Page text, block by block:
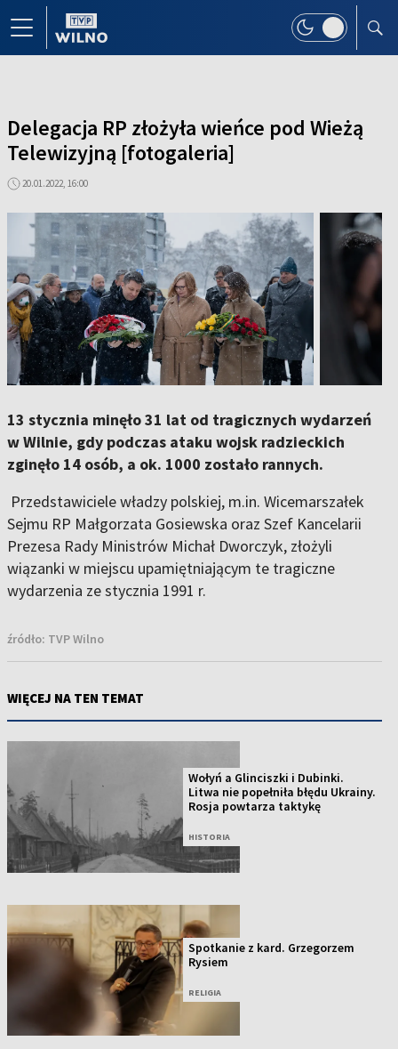
Delegacja RP złożyła wieńce pod Wieżą
Telewizyjną [fotogaleria]
20.01.2022, 16:00
13 stycznia minęło 31 lat od tragicznych wydarzeń
w Wilnie, gdy podczas ataku wojsk radzieckich
zginęło 14 osób, a ok. 1000 zostało rannych.
Przedstawiciele władzy polskiej, m.in. Wicemarszałek
Sejmu RP Małgorzata Gosiewska oraz Szef Kancelarii
Prezesa Rady Ministrów Michał Dworczyk, złożyli
wiązanki w miejscu upamiętniającym te tragiczne
wydarzenia ze stycznia 1991 r.
źródło: TVP Wilno
WIĘCEJ NA TEN TEMAT
Wołyń a Glinciszki i Dubinki.
Litwa nie popełniła błędu Ukrainy.
Rosja powtarza taktykę
HISTORIA
Spotkanie z kard. Grzegorzem
Rysiem
RELIGIA